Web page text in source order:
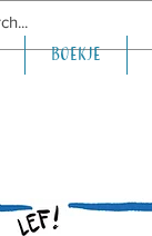
boekje